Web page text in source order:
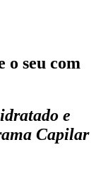
seu com
e
Capilar